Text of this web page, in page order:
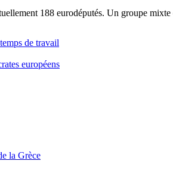
188 eurodéputés. Un groupe
de travail
européens
la Grèce